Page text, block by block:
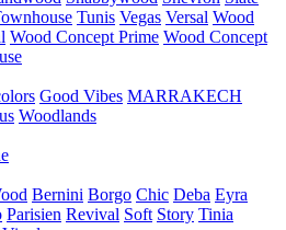
Tunis Vegas Versal Wood
Wood Concept Prime Wood Concept
Good Vibes MARRAKECH
Woodlands
Bernini Borgo Chic Deba Eyra
Parisien Revival Soft Story Tinia